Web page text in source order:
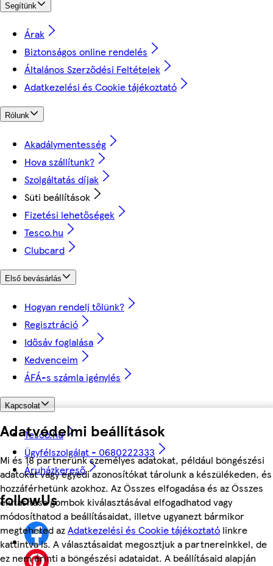
Adatvédelmi beállítások
Mi és 18 partnerünk személyes adatokat, például böngészési
adatokat vagy egyedi azonosítókat tárolunk a készülékeden, és
hozzáférhetünk azokhoz. Az Összes elfogadása és az Összes
elutasítása gombok kiválasztásával elfogadhatod vagy
módosíthatod a beállításaidat, illetve ugyanezt bármikor
megteheted azAdatkezelési és Cookie tájékoztató linkre
kattintva is. A választásaidat megosztjuk a partnereinkkel, de
ez nem érinti a böngészési adataidat. A beállításaid alapján
Segítünk
Árak
Biztonságos online rendelés
Általános Szerződési Feltételek
Adatkezelési és Cookie tájékoztató
Rólunk
Akadálymentesség
Hova szállítunk?
Szolgáltatás díjak
Süti beállítások
Fizetési lehetőségek
Tesco.hu
Clubcard
Első bevásárlás
Hogyan rendelj tőlünk?
Regisztráció
Idősáv foglalása
Kedvenceim
ÁFÁ-s számla igénylés
Kapcsolat
Tesco.hu
Ügyfélszolgálat - 0680222333
Áruházkereső
followUs